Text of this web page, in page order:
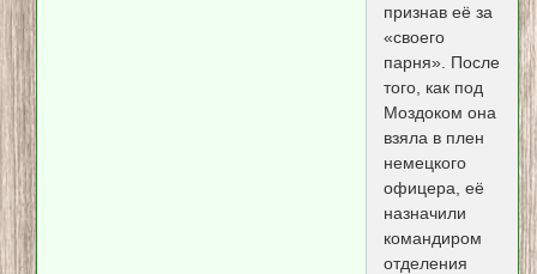
признав её за
«своего
парня». После
того, как под
Моздоком она
взяла в плен
немецкого
офицера, её
назначили
командиром
отделения